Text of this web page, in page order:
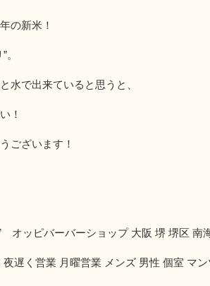
の新米！
。
水で出来ていると思うと、
！
ございます！
オッピバーバーショップ 大阪 堺 堺区 南
遅く営業 月曜営業 メンズ 男性 個室 マ